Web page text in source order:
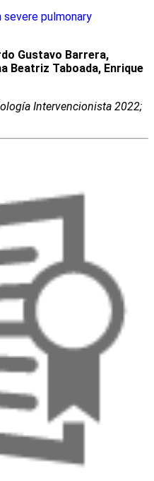
pulmonary
Gustavo Barrera,
Beatriz Taboada, Enrique
Intervencionista 2022;